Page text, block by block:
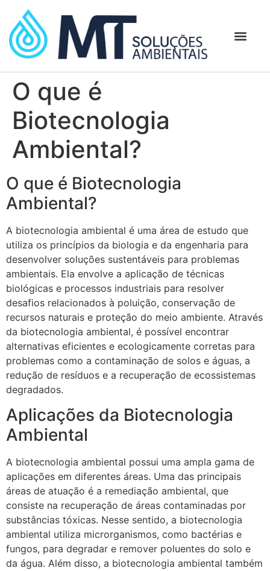
O que é
Biotecnologia
Ambiental?
O que é Biotecnologia
Ambiental?
A biotecnologia ambiental é uma área de estudo que
utiliza os princípios da biologia e da engenharia para
desenvolver soluções sustentáveis ​​para problemas
ambientais. Ela envolve a aplicação de técnicas
biológicas e processos industriais para resolver
desafios relacionados à poluição, conservação de
recursos naturais e proteção do meio ambiente. Através
da biotecnologia ambiental, é possível encontrar
alternativas eficientes e ecologicamente corretas para
problemas como a contaminação de solos e águas, a
redução de resíduos e a recuperação de ecossistemas
degradados.
Aplicações da Biotecnologia
Ambiental
A biotecnologia ambiental possui uma ampla gama de
aplicações em diferentes áreas. Uma das principais
áreas de atuação é a remediação ambiental, que
consiste na recuperação de áreas contaminadas por
substâncias tóxicas. Nesse sentido, a biotecnologia
ambiental utiliza microrganismos, como bactérias e
fungos, para degradar e remover poluentes do solo e
da água. Além disso, a biotecnologia ambiental também